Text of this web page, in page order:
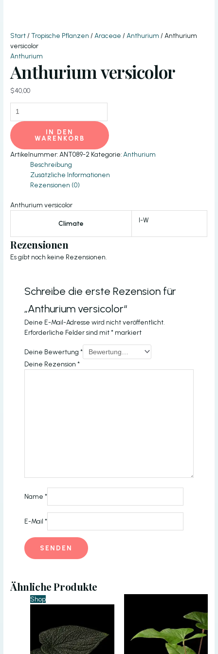
Start /Tropische Pflanzen / Araceae / Anthurium / Anthurium
versicolor
Anthurium
Anthurium versicolor
$40,00
Menge
IN DEN
WARENKORB
Artikelnummer: ANT089-2 Kategorie: Anthurium
Beschreibung
Zusätzliche Informationen
Rezensionen (0)
Anthurium versicolor
Climate I-W
Rezensionen
Es gibt noch keine Rezensionen.
Schreibe die erste Rezension für
„Anthurium versicolor“
Deine E-Mail-Adresse wird nicht veröffentlicht.
Erforderliche Felder sind mit* markiert
Deine Bewertung*
Deine Rezension*
Name*
E-Mail*
Ähnliche Produkte
Shop